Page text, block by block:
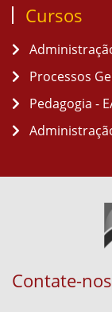
Cursos
Processos
Pedagogia -
Contate-nos